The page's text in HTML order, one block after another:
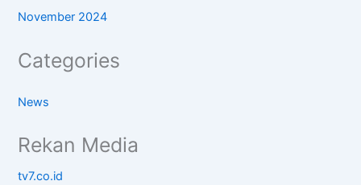
November 2024
Categories
News
Rekan Media
tv7.co.id